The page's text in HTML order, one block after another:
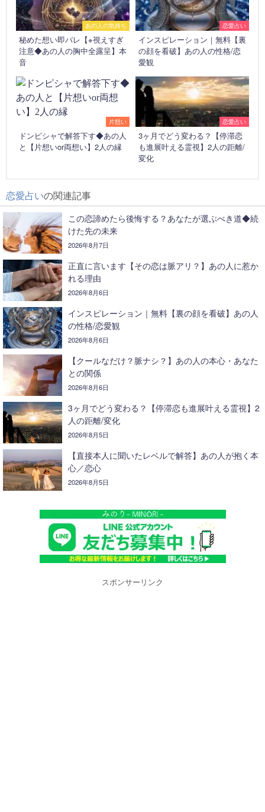
あの人の気持ち
秘めた想い即バレ【※視えすぎ
注意◆あの人の胸中全露呈】本
音
恋愛占い
インスピレーション｜無料【裏
の顔を看破】あの人の性格/恋
愛観
片想い
ドンピシャで解答下す◆あの人
と【片想いor両想い】2人の縁
恋愛占い
3ヶ月でどう変わる？【停滞恋
も進展叶える霊視】2人の距離/
変化
恋愛占いの関連記事
この恋諦めたら後悔する？あなたが選ぶべき道◆続
けた先の未来
2026年8月7日
正直に言います【その恋は脈アリ？】あの人に惹か
れる理由
2026年8月6日
インスピレーション｜無料【裏の顔を看破】あの人
の性格/恋愛観
2026年8月6日
【クールなだけ？脈ナシ？】あの人の本心・あなた
との関係
2026年8月6日
3ヶ月でどう変わる？【停滞恋も進展叶える霊視】2
人の距離/変化
2026年8月5日
【直接本人に聞いたレベルで解答】あの人が抱く本
心／恋心
2026年8月5日
スポンサーリンク